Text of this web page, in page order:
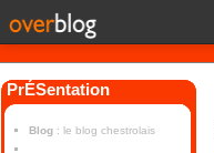
PrÉSentation
Blog : le blog chestrolais